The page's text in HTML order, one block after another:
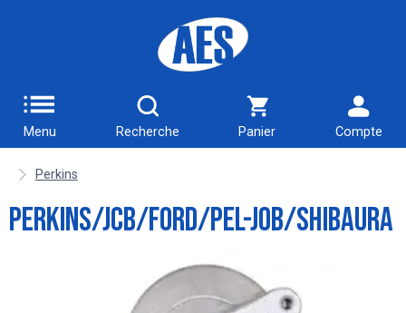
Menu Recherche Panier Compte
Perkins
Perkins/JCB/Ford/Pel-Job/Shibaura